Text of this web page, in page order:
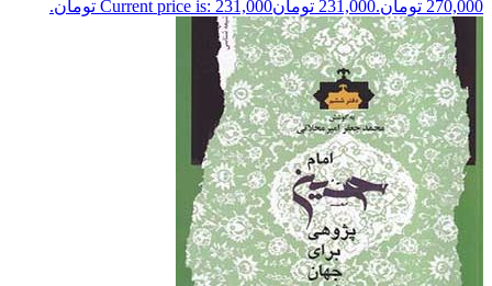
270,000 تومان.
231,000 تومانCurrent price is: 231,000 تومان.